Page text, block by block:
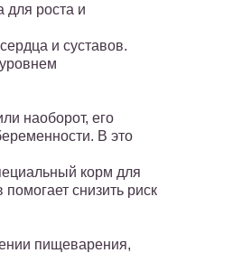
для роста и
и суставов.
наоборот, его
В это
корм для
снизить риск
пищеварения,